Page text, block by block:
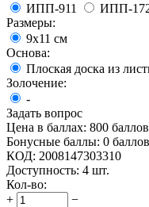
ИПП-911
ИПП-
Размеры:
9х11 см
Основа:
Плоская доска из
Золочение:
-
Задать вопрос
Цена в баллах: 800 баллов
Бонусные баллы: 0 баллов
КОД: 2008147303310
Доступность: 4 шт.
Кол-во:
+
−